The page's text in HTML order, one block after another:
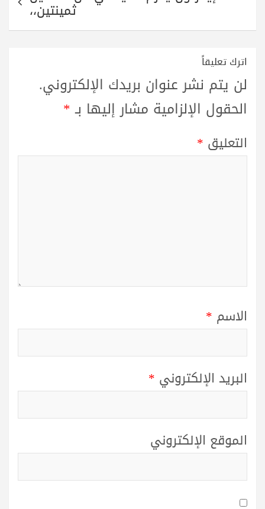
ثمينتين،،
اترك تعليقاً
لن يتم نشر عنوان بريدك الإلكتروني.
الحقول الإلزامية مشار إليها بـ*
التعليق *
الاسم *
البريد الإلكتروني *
الموقع الإلكتروني